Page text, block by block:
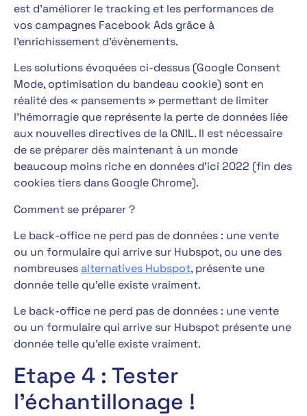
est d’améliorer le tracking et les performances de
vos campagnes Facebook Ads grâce à
l’enrichissement d’évènements.
Les solutions évoquées ci-dessus (Google Consent
Mode, optimisation du bandeau cookie) sont en
réalité des « pansements » permettant de limiter
l’hémorragie que représente la perte de données liée
aux nouvelles directives de la CNIL. Il est nécessaire
de se préparer dès maintenant à un monde
beaucoup moins riche en données d’ici 2022 (fin des
cookies tiers dans Google Chrome).
Comment se préparer ?
Le back-office ne perd pas de données : une vente
ou un formulaire qui arrive sur Hubspot, ou une des
nombreusesalternatives Hubspot, présente une
donnée telle qu’elle existe vraiment.
Le back-office ne perd pas de données : une vente
ou un formulaire qui arrive sur Hubspot présente une
donnée telle qu’elle existe vraiment.
Etape 4 : Tester
l’échantillonage !